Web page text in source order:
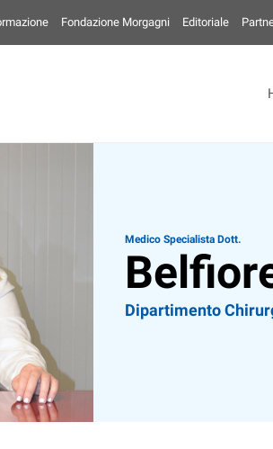
Fondazione Morgagni Editoriale
Medico Specialista Dott.
Dipartimento